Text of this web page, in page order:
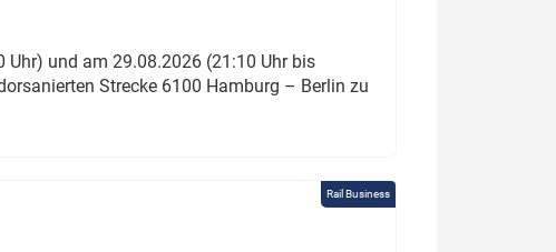
und am 29.08.2026 (21:10 Uhr bis
Strecke 6100 Hamburg – Berlin zu
Rail Business